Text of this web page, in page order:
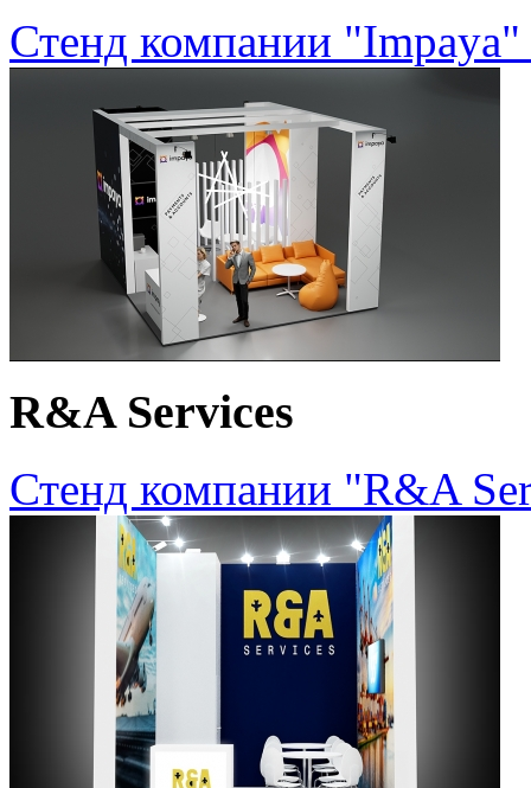
Стенд компании
R&A Services
Стенд компании "R&A